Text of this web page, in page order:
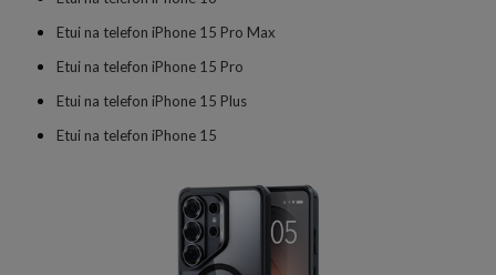
Etui na telefon iPhone 15 Pro Max
Etui na telefon iPhone 15 Pro
Etui na telefon iPhone 15 Plus
Etui na telefon iPhone 15